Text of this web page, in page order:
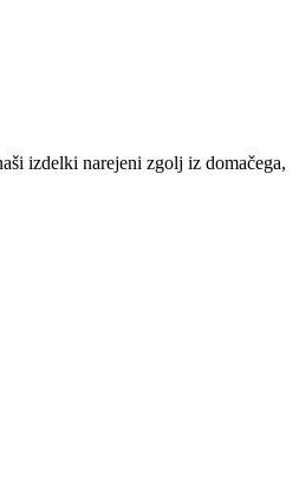
izdelki narejeni zgolj iz domačega,